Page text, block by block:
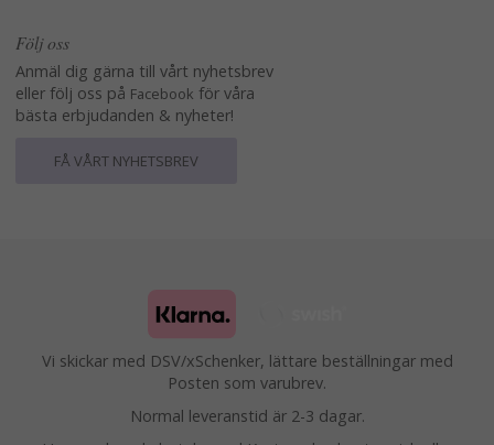
Följ oss
Anmäl dig gärna till vårt nyhetsbrev
eller följ oss på Facebook för våra
bästa erbjudanden & nyheter!
FÅ VÅRT NYHETSBREV
Vi skickar med DSV/xSchenker, lättare beställningar med
Posten som varubrev.
Normal leveranstid är 2-3 dagar.